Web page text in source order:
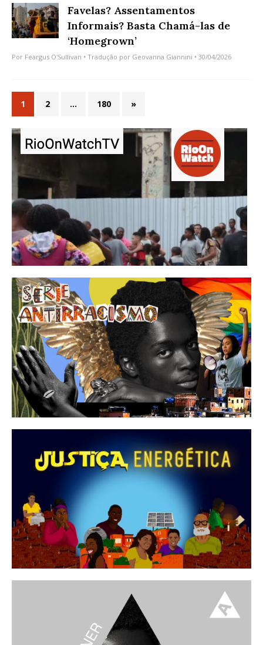
Favelas? Assentamentos
Informais? Basta Chamá-las de
‘Homegrown’
Por Feargus O'Sullivan • Tradução por Geovanna Giannini • 30/04/2026
1 2 … 180 »